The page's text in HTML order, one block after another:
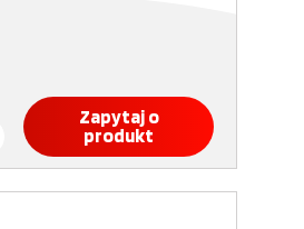
Zapytaj o
produkt